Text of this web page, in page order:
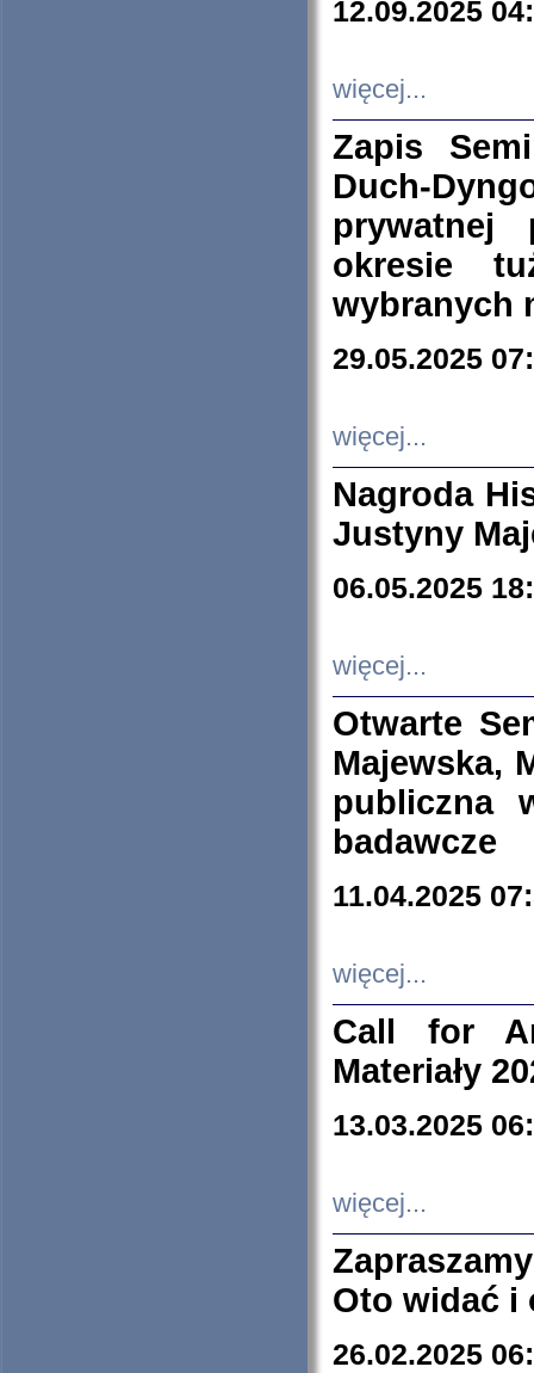
12.09.2025
więcej...
Zapis
Duch-
prywatnej
okresie
wybranych
29.05.2025
więcej...
Nagroda
Justyny
06.05.2025
więcej...
Otwarte
Majewska,
publiczna
badawcze
11.04.2025
więcej...
Call for
Materiały
13.03.2025
więcej...
Oto widać i
26.02.2025